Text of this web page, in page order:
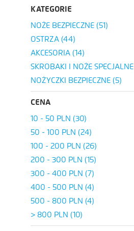
KATEGORIE
NOŻE BEZPIECZNE (51)
OSTRZA (44)
AKCESORIA (14)
SKROBAKI I NOŻE SPECJALNE
NOŻYCZKI BEZPIECZNE (5)
CENA
10 - 50 PLN (30)
50 - 100 PLN (24)
100 - 200 PLN (26)
200 - 300 PLN (15)
300 - 400 PLN (7)
400 - 500 PLN (4)
500 - 800 PLN (4)
> 800 PLN (10)